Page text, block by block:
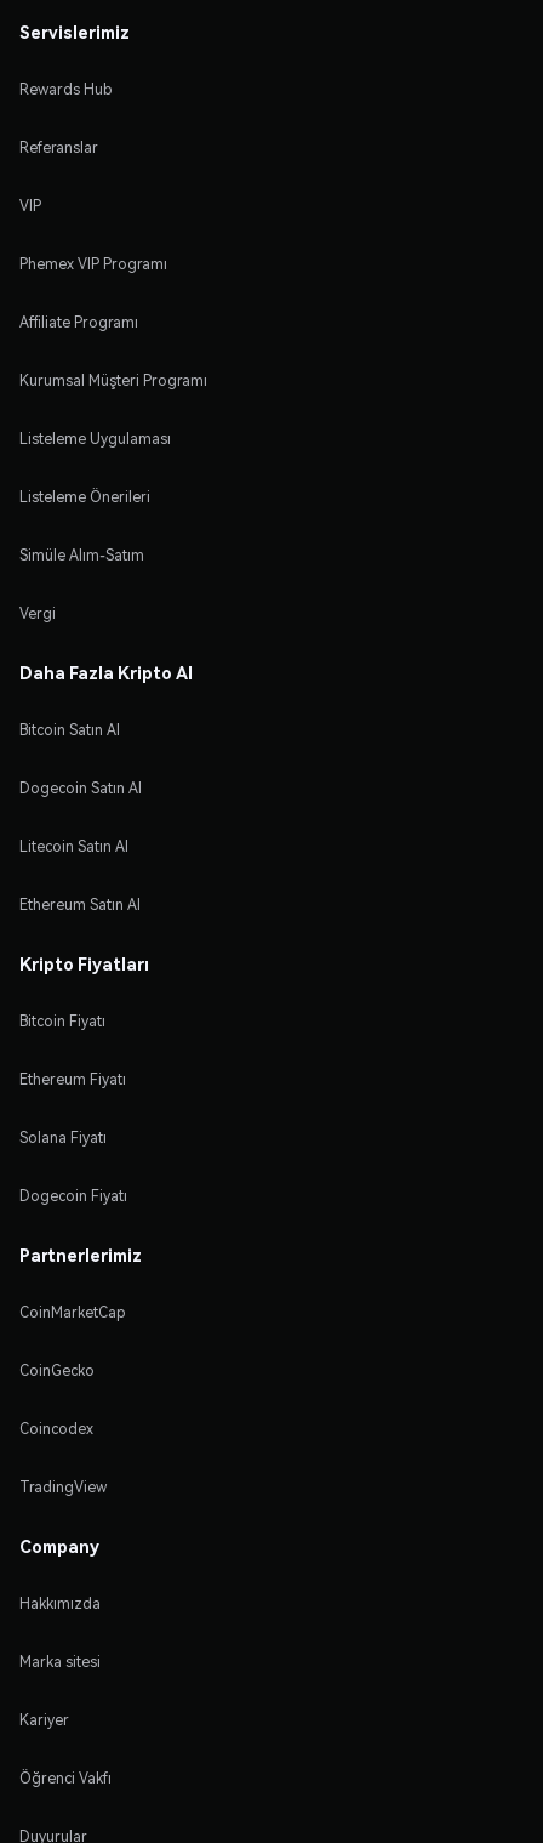
Servislerimiz
Rewards Hub
Referanslar
VIP
Phemex VIP Programı
Affiliate Programı
Kurumsal Müşteri Programı
Listeleme Uygulaması
Listeleme Önerileri
Simüle Alım-Satım
Vergi
Daha Fazla Kripto Al
Bitcoin Satın Al
Dogecoin Satın Al
Litecoin Satın Al
Ethereum Satın Al
Kripto Fiyatları
Bitcoin Fiyatı
Ethereum Fiyatı
Solana Fiyatı
Dogecoin Fiyatı
Partnerlerimiz
CoinMarketCap
CoinGecko
Coincodex
TradingView
Company
Hakkımızda
Marka sitesi
Kariyer
Öğrenci Vakfı
Duyurular